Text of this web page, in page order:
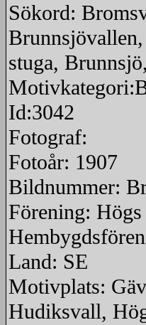
Sökord:
stuga,
Id:3042
Fotograf:
Fotoår: 1907
Bildnummer:
Förening: Högs
Land: SE
Motivplats:
Hudiksvall,